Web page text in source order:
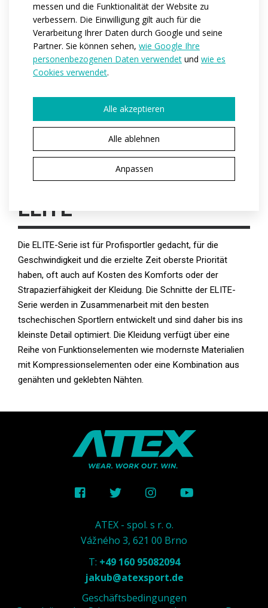
messen und die Funktionalität der Website zu
verbessern. Die Einwilligung gilt auch für die
Verarbeitung Ihrer Daten durch Google und seine
Partner. Sie können sehen, wie Google Ihre
personenbezogenen Daten verwendet und wie es
Cookies verwendet.
Alle akzeptieren
Alle ablehnen
Anpassen
Varianten:
Unisex / Dětská
Kindergrößen:
122-128 / 134-140 / 146 / 152
Erwachsenengrößen:
XS / S / M / L / XL / XXL / 3XL
PRODUKTION ANFRAGEN
SIE HABEN EINE PRODUKTVARIANTE
ELITE
Die ELITE-Serie ist für Profisportler gedacht, für die
Geschwindigkeit und die erzielte Zeit oberste Priorität
haben, oft auch auf Kosten des Komforts oder der
Strapazierfähigkeit der Kleidung. Die Schnitte der ELITE-
Serie werden in Zusammenarbeit mit den besten
tschechischen Sportlern entwickelt und sind daher bis ins
kleinste Detail optimiert. Die Kleidung verfügt über eine
Reihe von Funktionselementen wie modernste Materialien
mit Kompressionselementen oder eine Kombination aus
genähten und geklebten Nähten.
ATEX - spol. s r. o.
Vážného 3, 621 00 Brno
T: +49 160 95082094
jakub@atexsport.de
Geschäftsbedingungen